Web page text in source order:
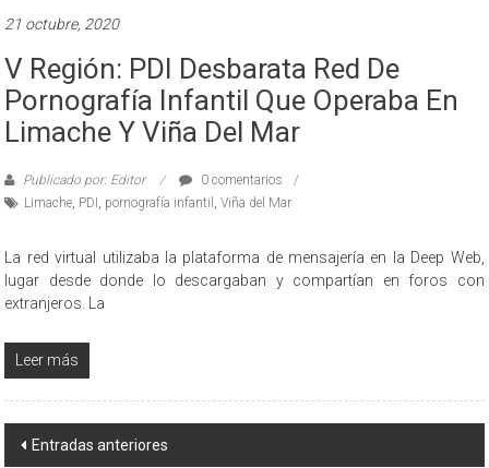
21 octubre, 2020
V Región: PDI Desbarata Red De
Pornografía Infantil Que Operaba En
Limache Y Viña Del Mar
Publicado por: Editor
0 comentarios
Limache, PDI , pornografía infantil ,Viña del Mar
La red virtual utilizaba la plataforma de mensajería en la Deep Web,
lugar desde donde lo descargaban y compartían en foros con
extranjeros. La
Leer más
Navegación
Entradas anteriores